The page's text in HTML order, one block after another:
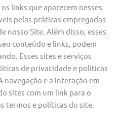
links que aparecem nesses
​​pelas práticas empregadas
nosso Site. Além disso, esses
conteúdo e links, podem
Esses sites e serviços
de privacidade e políticas
e a interação em
sites com um link para o
termos e políticas do site.